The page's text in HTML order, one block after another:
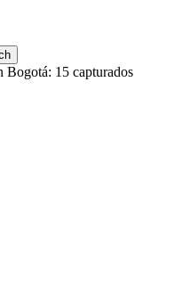
Bogotá: 15 capturados